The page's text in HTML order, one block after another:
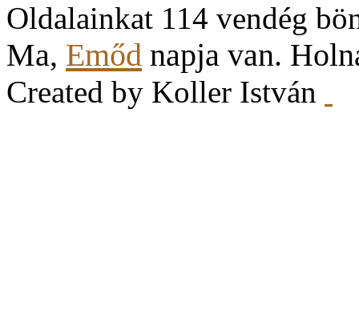
Oldalainkat 114 vendég
Ma, Emőd napja van.
Created by Koller István